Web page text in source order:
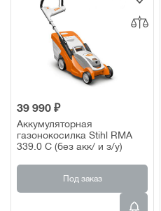
39 990 ₽
Аккумуляторная
газонокосилка Stihl RMA
339.0 C (без акк/ и з/у)
Под заказ